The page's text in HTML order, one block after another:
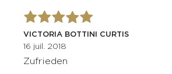
VICTORIA BOTTINI CURTIS
16 juil. 2018
Zufrieden